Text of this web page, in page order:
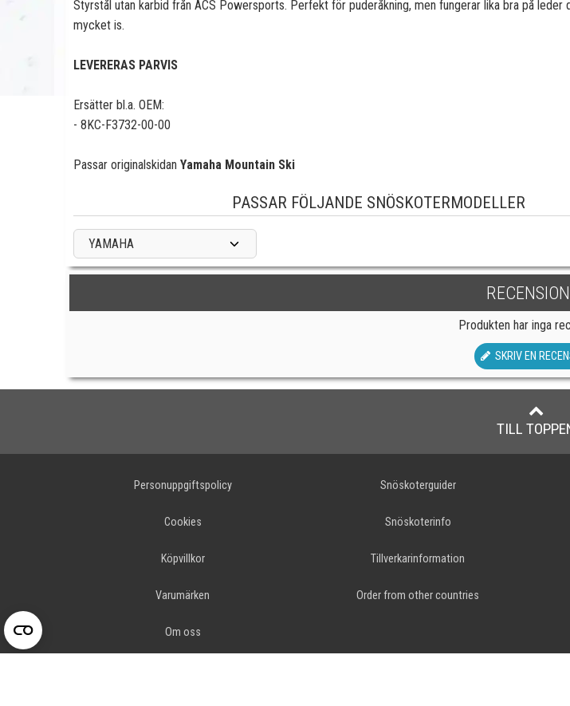
Styrstål utan karbid från ACS Powersports. Perfekt för puderåkning, men fungerar lika bra på leder
mycket is.
LEVERERAS PARVIS
Ersätter bl.a. OEM:
- 8KC-F3732-00-00
Passar originalskidan Yamaha Mountain Ski
PASSAR FÖLJANDE SNÖSKOTERMODELLER
YAMAHA
Produkten har inga
SKRIV EN
TILL
Personuppgiftspolicy
Cookies
Köpvillkor
Varumärken
Om oss
Snöskoterguider
Snöskoterinfo
Tillverkarinformation
Order from other countries